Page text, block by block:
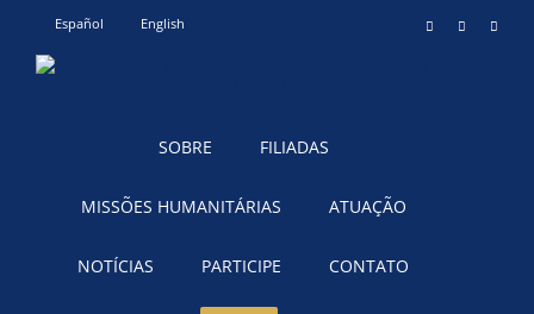
Español English InstagramYouTube
SOBRE FILIADAS
MISSÕES HUMANITÁRIAS ATUAÇÃO
NOTÍCIAS PARTICIPE CONTATO